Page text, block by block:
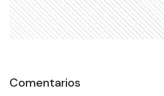
Comentarios